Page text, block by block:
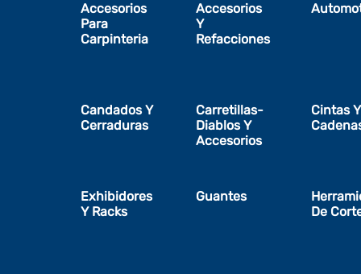
Accesorios
Para
Carpinteria
Accesorios
Y
Refacciones
Candados Y
Cerraduras
Carretillas-
Diablos Y
Accesorios
Cintas Y
Exhibidores
Y Racks
Guantes
De